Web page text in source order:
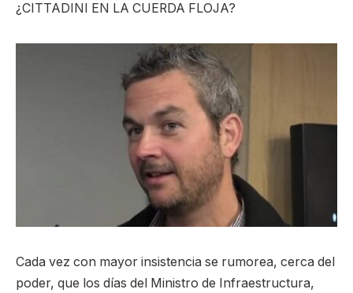
¿CITTADINI EN LA CUERDA FLOJA?
Cada vez con mayor insistencia se rumorea, cerca del
poder, que los días del Ministro de Infraestructura,